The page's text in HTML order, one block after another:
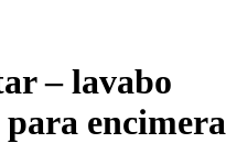
– lavabo
encimera